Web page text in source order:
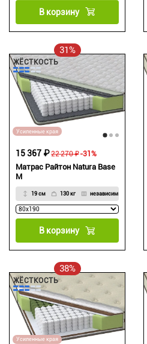
В корзину
31%
ЖЁСТКОСТЬ
Усиленные края
Матрас Райтон Natura Base
M
19 см 130 кг независимый
22 270 ₽
15 367 ₽ -31%
В корзину
38%
ЖЁСТКОСТЬ
Усиленные края